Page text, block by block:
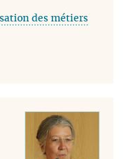
des métiers